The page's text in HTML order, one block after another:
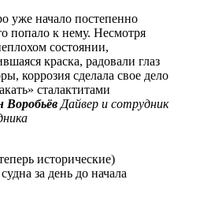
уже начало постепенно
попало к нему. Несмотря
состоянии,
краска, радовали глаз
коррозия сделала свое дело
сталактитами
Воробьёв Дайвер и сотрудник
исторические)
за день до начала